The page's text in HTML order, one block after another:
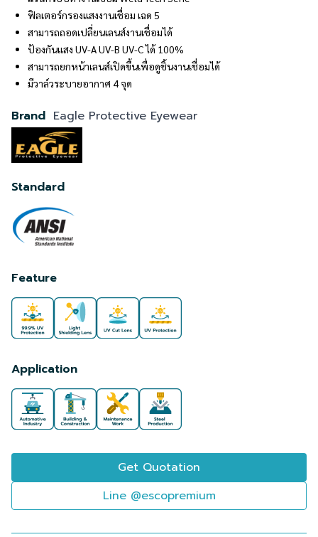
ฟิลเตอร์กรองแสงงานเชื่อม เฉด 5
สามารถถอดเปลี่ยนเลนส์งานเชื่อมได้
ป้องกันแสง UV-A UV-B UV-C ได้ 100%
สามารถยกหน้าเลนส์เปิดขึ้นเพื่อดูชิ้นงานเชื่อมได้
มีวาล์วระบายอากาศ 4 จุด
Brand Eagle Protective Eyewear
Standard
Feature
Application
Get Quotation
Line @escopremium